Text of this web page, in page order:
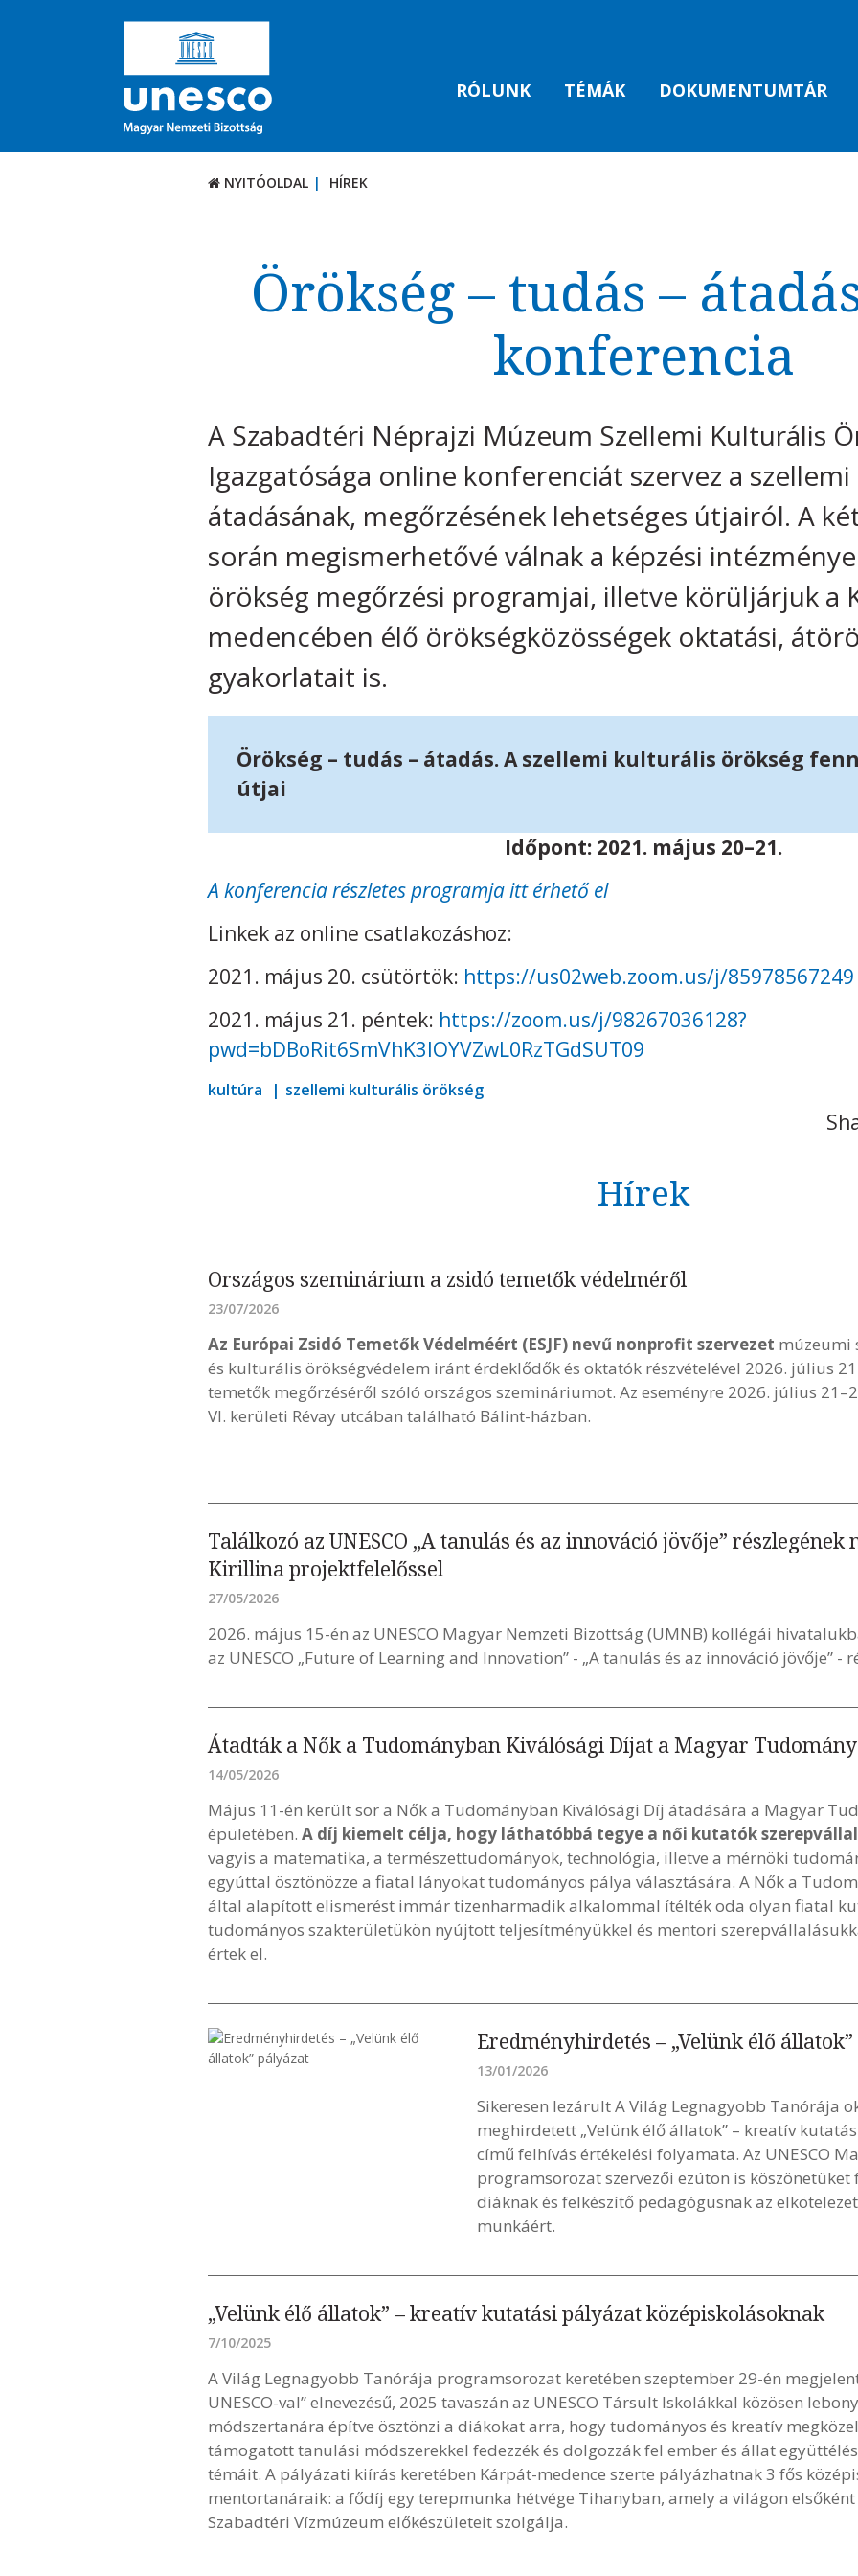
RÓLUNK TÉMÁK DOKUMENTUMTÁR
NYITÓOLDAL HÍREK
Örökség – tudás –
konferencia
A Szabadtéri Néprajzi Múzeum Szellemi Kulturális
Igazgatósága online konferenciát szervez a
átadásának, megőrzésének lehetséges útjairól. A
során megismerhetővé válnak a képzési
örökség megőrzési programjai, illetve körüljárjuk a
medencében élő örökségközösségek oktatási,
gyakorlatait is.
Örökség – tudás – átadás. A szellemi kulturális örökség
útjai
Időpont: 2021. május 20–21.
A konferencia részletes programja itt érhető el
Linkek az online csatlakozáshoz:
2021. május 20. csütörtök: https://us02web.zoom.us/j/85978567249
2021. május 21. péntek: https://zoom.us/j/98267036128?
pwd=bDBoRit6SmVhK3lOYVZwL0RzTGdSUT09
kultúra szellemi kulturális örökség
Hírek
Országos szeminárium a zsidó temetők védelméről
23/07/2026
Az Európai Zsidó Temetők Védelméért (ESJF) nevű nonprofit szervezet múzeumi
és kulturális örökségvédelem iránt érdeklődők és oktatók részvételével 2026. július
temetők megőrzéséről szóló országos szemináriumot. Az eseményre 2026. július
VI. kerületi Révay utcában található Bálint-házban.
Találkozó az UNESCO „A tanulás és az innováció jövője”
Kirillina projektfelelőssel
27/05/2026
2026. május 15-én az UNESCO Magyar Nemzeti Bizottság (UMNB) kollégái
az UNESCO „Future of Learning and Innovation” - „A tanulás és az innováció jövője” -
Átadták a Nők a Tudományban Kiválósági Díjat a Magyar
14/05/2026
Május 11-én került sor a Nők a Tudományban Kiválósági Díj átadására a Magyar
épületében. A díj kiemelt célja, hogy láthatóbbá tegye a női kutatók
vagyis a matematika, a természettudományok, technológia, illetve a mérnöki
egyúttal ösztönözze a fiatal lányokat tudományos pálya választására. A Nők a
által alapított elismerést immár tizenharmadik alkalommal ítélték oda olyan fiatal
tudományos szakterületükön nyújtott teljesítményükkel és mentori
értek el.
Eredményhirdetés – „Velünk élő
13/01/2026
Sikeresen lezárult A Világ Legnagyobb Tanórája
meghirdetett „Velünk élő állatok” – kreatív
című felhívás értékelési folyamata. Az UNESCO
programsorozat szervezői ezúton is köszönetüket
diáknak és felkészítő pedagógusnak az
munkáért.
„Velünk élő állatok” – kreatív kutatási pályázat középiskolásoknak
7/10/2025
A Világ Legnagyobb Tanórája programsorozat keretében szeptember 29-én
UNESCO-val” elnevezésű, 2025 tavaszán az UNESCO Társult Iskolákkal közösen
módszertanára építve ösztönzi a diákokat arra, hogy tudományos és kreatív
támogatott tanulási módszerekkel fedezzék és dolgozzák fel ember és állat
témáit. A pályázati kiírás keretében Kárpát-medence szerte pályázhatnak 3 fős
mentortanáraik: a fődíj egy terepmunka hétvége Tihanyban, amely a világon
Szabadtéri Vízmúzeum előkészületeit szolgálja.